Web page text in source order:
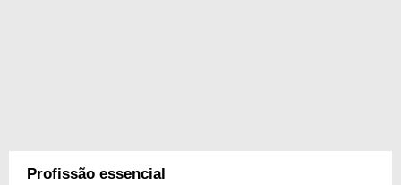
Profissão essencial